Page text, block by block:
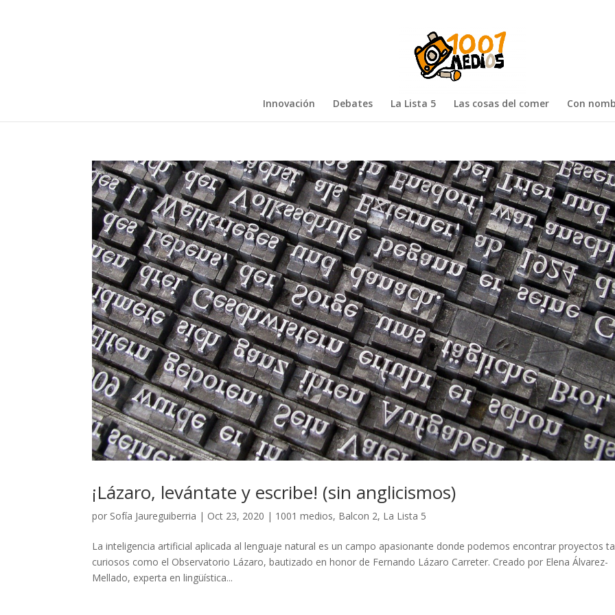
Innovación Debates La Lista 5 Las cosas del comer Con
¡Lázaro, levántate y escribe! (sin anglicismos)
por Sofía Jaureguiberria | Oct 23, 2020 | 1001 medios, Balcon 2, La Lista 5
La inteligencia artificial aplicada al lenguaje natural es un campo apasionante donde podemos encontrar proyectos
curiosos como el Observatorio Lázaro, bautizado en honor de Fernando Lázaro Carreter. Creado por Elena Álvarez-
Mellado, experta en lingüística...